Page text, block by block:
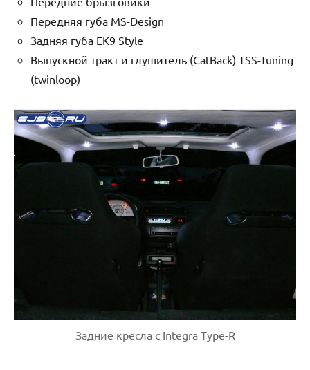
Передняя губа MS-Design
Задняя губа EK9 Style
Выпускной тракт и глушитель (CatBack) TSS-Tuning
(twinloop)
Задние кресла с Integra Type-R